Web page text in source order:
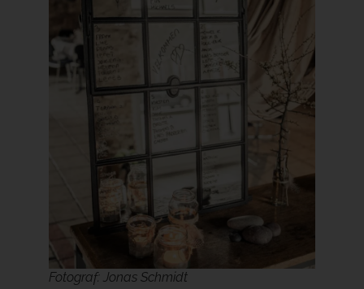
Fotograf: Jonas Schmidt